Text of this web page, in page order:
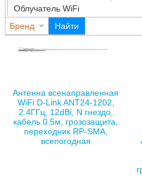
Облучатель WiFi
Бренд
Найти
Антенна всенаправленная
WiFi D-Link ANT24-1202,
2.4ГГц, 12dBi, N гнездо,
кабель 0.5м, грозозащита,
переходник RP-SMA,
всепогодная